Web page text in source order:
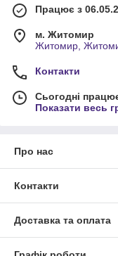
Працює з
м. Житомир
Житомир,
Контакти
Сьогодні
Показати весь
Про нас
Контакти
Доставка та оплата